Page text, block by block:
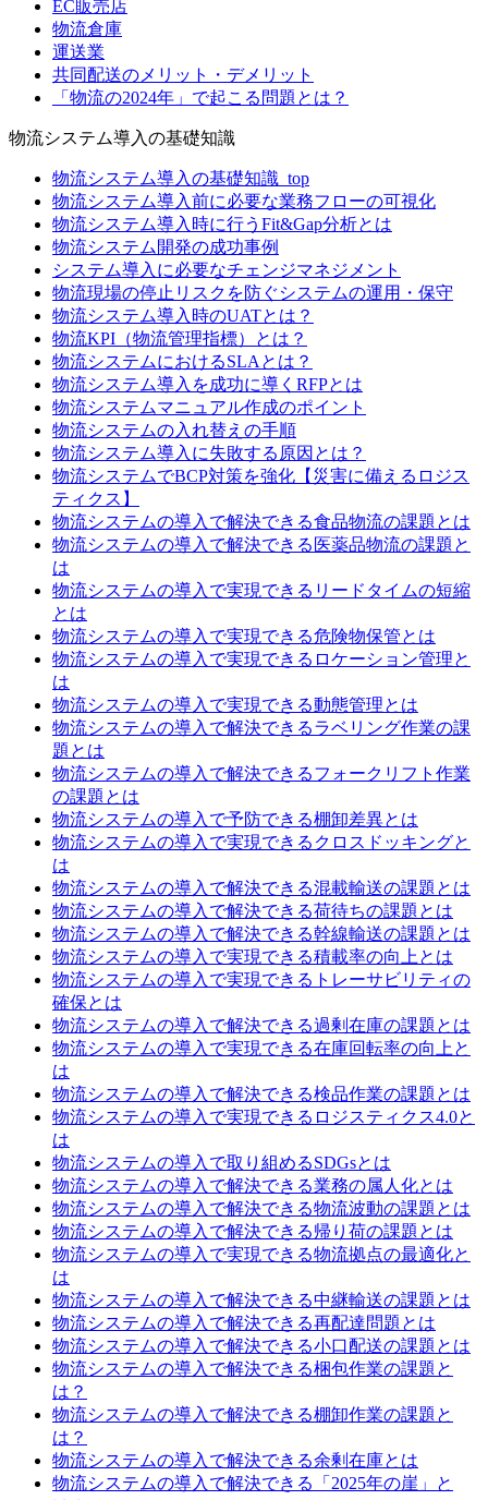
EC販売店
物流倉庫
運送業
共同配送のメリット・デメリット
「物流の2024年」で起こる問題とは？
物流システム導入の基礎知識
物流システム導入の基礎知識_top
物流システム導入前に必要な業務フローの可視化
物流システム導入時に行うFit&Gap分析とは
物流システム開発の成功事例
システム導入に必要なチェンジマネジメント
物流現場の停止リスクを防ぐシステムの運用・保守
物流システム導入時のUATとは？
物流KPI（物流管理指標）とは？
物流システムにおけるSLAとは？
物流システム導入を成功に導くRFPとは
物流システムマニュアル作成のポイント
物流システムの入れ替えの手順
物流システム導入に失敗する原因とは？
物流システムでBCP対策を強化【災害に備えるロジス
ティクス】
物流システムの導入で解決できる食品物流の課題とは
物流システムの導入で解決できる医薬品物流の課題と
は
物流システムの導入で実現できるリードタイムの短縮
とは
物流システムの導入で実現できる危険物保管とは
物流システムの導入で実現できるロケーション管理と
は
物流システムの導入で実現できる動態管理とは
物流システムの導入で解決できるラベリング作業の課
題とは
物流システムの導入で解決できるフォークリフト作業
の課題とは
物流システムの導入で予防できる棚卸差異とは
物流システムの導入で実現できるクロスドッキングと
は
物流システムの導入で解決できる混載輸送の課題とは
物流システムの導入で解決できる荷待ちの課題とは
物流システムの導入で解決できる幹線輸送の課題とは
物流システムの導入で実現できる積載率の向上とは
物流システムの導入で実現できるトレーサビリティの
確保とは
物流システムの導入で解決できる過剰在庫の課題とは
物流システムの導入で実現できる在庫回転率の向上と
は
物流システムの導入で解決できる検品作業の課題とは
物流システムの導入で実現できるロジスティクス4.0と
は
物流システムの導入で取り組めるSDGsとは
物流システムの導入で解決できる業務の属人化とは
物流システムの導入で解決できる物流波動の課題とは
物流システムの導入で解決できる帰り荷の課題とは
物流システムの導入で実現できる物流拠点の最適化と
は
物流システムの導入で解決できる中継輸送の課題とは
物流システムの導入で解決できる再配達問題とは
物流システムの導入で解決できる小口配送の課題とは
物流システムの導入で解決できる梱包作業の課題と
は？
物流システムの導入で解決できる棚卸作業の課題と
は？
物流システムの導入で解決できる余剰在庫とは
物流システムの導入で解決できる「2025年の崖」と